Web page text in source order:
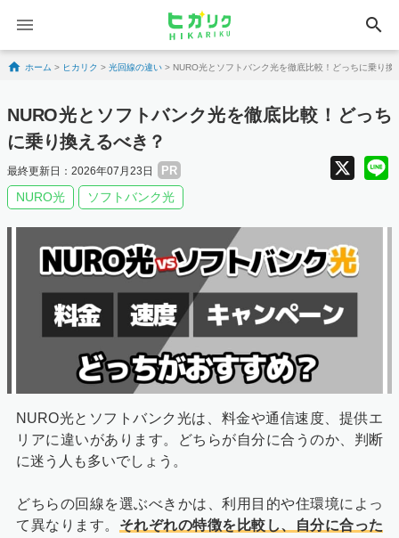
search
Skip to content
ホーム > ヒカリク > 光回線の違い > NURO光とソフトバンク光を徹底比較！どっちに乗り換
NURO光とソフトバンク光を徹底比較！どっち
に乗り換えるべき？
最終更新日：2026年07月23日 PR X
NURO光 ソフトバンク光
NURO光とソフトバンク光は、料金や通信速度、提供エ
リアに違いがあります。どちらが自分に合うのか、判断
に迷う人も多いでしょう。
どちらの回線を選ぶべきかは、利用目的や住環境によっ
て異なります。 それぞれの特徴を比較し、自分に合った